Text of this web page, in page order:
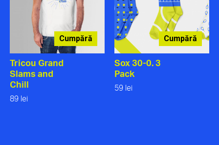
Cumpără
Tricou Grand
Slams and
Chill
89 lei
Cumpără
Sox 30-0. 3
Pack
59 lei